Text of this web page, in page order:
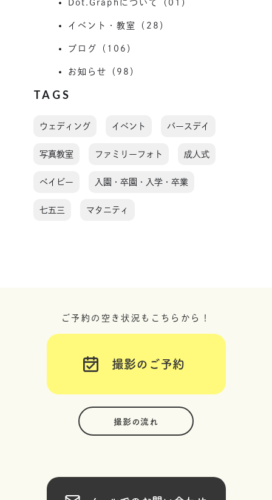
Dot.Graphについて（01）
イベント・教室（28）
ブログ（106）
お知らせ（98）
TAGS
ウェディング イベント バースデイ
写真教室 ファミリーフォト 成人式
ベイビー 入園・卒園・入学・卒業
七五三 マタニティ
ご予約の空き状況もこちらから！
撮影のご予約
撮影の流れ